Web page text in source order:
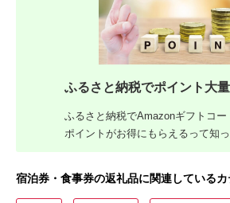
ふるさと納税でポイント大量
ふるさと納税でAmazonギフトコー
ポイントがお得にもらえるって知
宿泊券・食事券の返礼品に関連しているカ